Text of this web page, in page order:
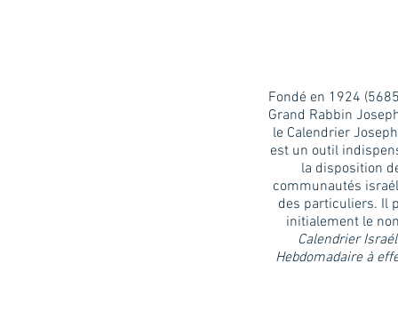
Fondé en 1924
Grand Rabbin
le Calendrier
est un outil
la disposition
communautés
des particuliers. Il
initialement le
Calendrier
Hebdomadaire à